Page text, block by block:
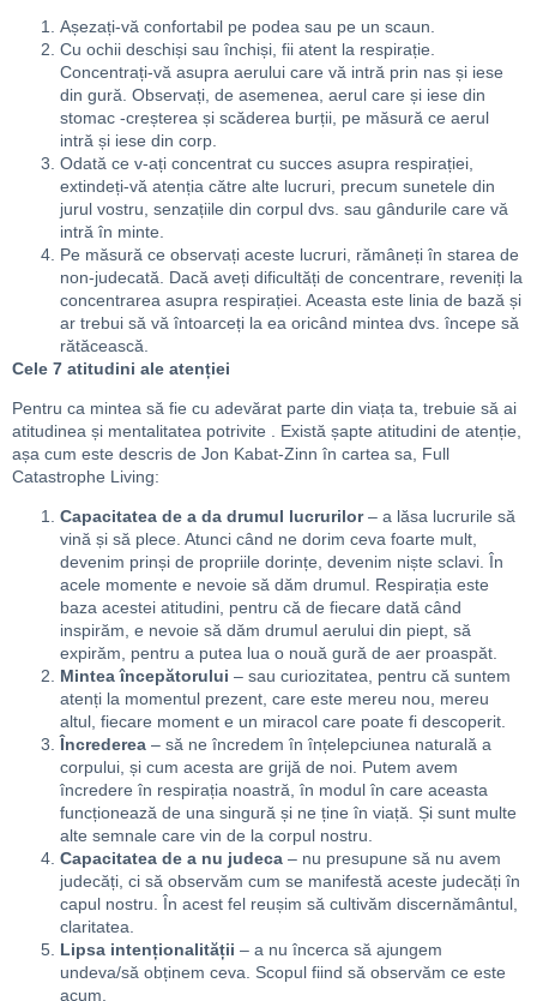
Așezați-vă confortabil pe podea sau pe un scaun.
Cu ochii deschiși sau închiși, fii atent la respirație.
Concentrați-vă asupra aerului care vă intră prin nas și iese
din gură. Observați, de asemenea, aerul care și iese din
stomac -creșterea și scăderea burții, pe măsură ce aerul
intră și iese din corp.
Odată ce v-ați concentrat cu succes asupra respirației,
extindeți-vă atenția către alte lucruri, precum sunetele din
jurul vostru, senzațiile din corpul dvs. sau gândurile care vă
intră în minte.
Pe măsură ce observați aceste lucruri, rămâneți în starea de
non-judecată. Dacă aveți dificultăți de concentrare, reveniți la
concentrarea asupra respirației. Aceasta este linia de bază și
ar trebui să vă întoarceți la ea oricând mintea dvs. începe să
rătăcească.
Cele 7 atitudini ale atenției
Pentru ca mintea să fie cu adevărat parte din viața ta, trebuie să ai
atitudinea și mentalitatea potrivite . Există șapte atitudini de atenție,
așa cum este descris de Jon Kabat-Zinn în cartea sa, Full
Catastrophe Living:
Capacitatea de a da drumul lucrurilor– a lăsa lucrurile să
vină și să plece. Atunci când ne dorim ceva foarte mult,
devenim prinși de propriile dorințe, devenim niște sclavi. În
acele momente e nevoie să dăm drumul. Respirația este
baza acestei atitudini, pentru că de fiecare dată când
inspirăm, e nevoie să dăm drumul aerului din piept, să
expirăm, pentru a putea lua o nouă gură de aer proaspăt.
Mintea începătorului – sau curiozitatea, pentru că suntem
atenți la momentul prezent, care este mereu nou, mereu
altul, fiecare moment e un miracol care poate fi descoperit.
Încrederea – să ne încredem în înțelepciunea naturală a
corpului, și cum acesta are grijă de noi. Putem avem
încredere în respirația noastră, în modul în care aceasta
funcționează de una singură și ne ține în viață. Și sunt multe
alte semnale care vin de la corpul nostru.
Capacitatea de a nu judeca – nu presupune să nu avem
judecăți, ci să observăm cum se manifestă aceste judecăți în
capul nostru. În acest fel reușim să cultivăm discernământul,
claritatea.
Lipsa intenționalității – a nu încerca să ajungem
undeva/să obținem ceva. Scopul fiind să observăm ce este
acum.